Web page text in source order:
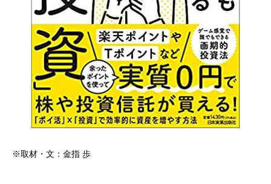
※取材・文：金指 歩